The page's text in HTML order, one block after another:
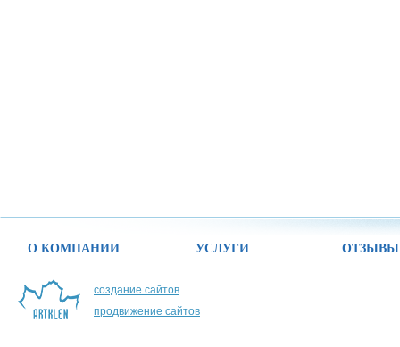
О КОМПАНИИ УСЛУГИ ОТЗЫВЫ
создание сайтов
продвижение сайтов